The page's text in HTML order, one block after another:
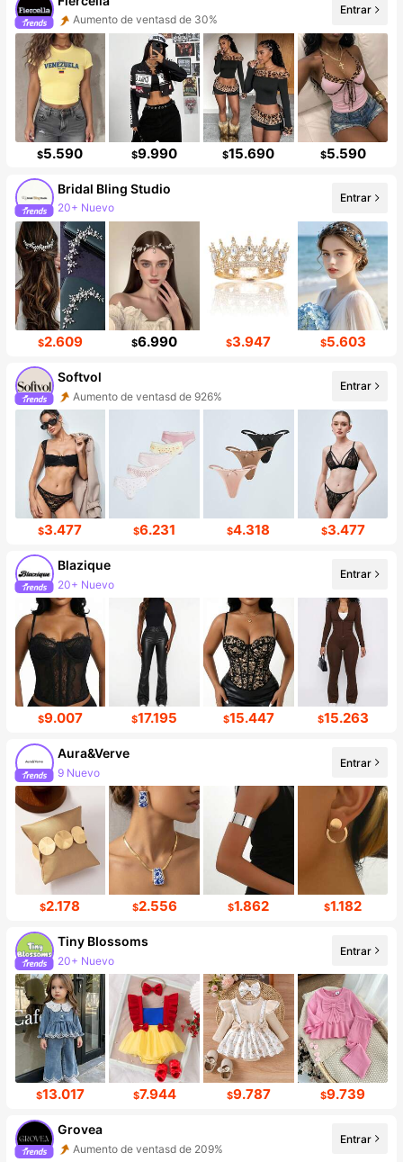
Incremento de seguidores de 93%
Entrar
$5.590 $9.990 $15.690 $5.590
Bridal Bling Studio
20+ Nuevo
Incremento de seguidores de 808%
Entrar
$2.609 $6.990 $3.947 $5.603
Softvol
Aumento de ventasd de 926%
Aumento de seguidores 999%+
Entrar
$3.477 $6.231 $4.318 $3.477
Blazique
20+ Nuevo
Incremento de seguidores de 16%
Entrar
$9.007 $17.195 $15.447 $15.263
Aura&Verve
9 Nuevo
Incremento de seguidores de 254%
Entrar
$2.178 $2.556 $1.862 $1.182
Tiny BIossoms
20+ Nuevo
Incremento de seguidores de 127%
Entrar
$13.017 $7.944 $9.787 $9.739
Grovea
Aumento de ventasd de 209%
Entrar